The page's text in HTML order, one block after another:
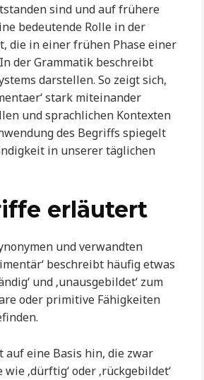
sind und auf frühere
bedeutende Rolle in der
die in einer frühen Phase einer
der Grammatik beschreibt
darstellen. So zeigt sich,
stark miteinander
und sprachlichen Kontexten
des Begriffs spiegelt
in unserer täglichen
erläutert
und verwandten
beschreibt häufig etwas
und ‚unausgebildet‘ zum
oder primitive Fähigkeiten
auf eine Basis hin, die zwar
‚dürftig‘ oder ‚rückgebildet‘